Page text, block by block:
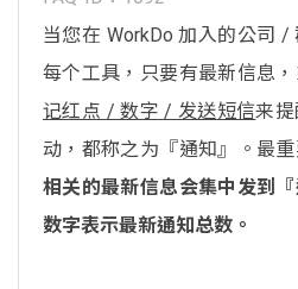
当您在 WorkDo 加入的公司
每个工具，只要有最新信息
记红点 / 数字 / 发送短信来
动，都称之为『通知』。最重
相关的最新信息会集中发到
数字表示最新通知总数。